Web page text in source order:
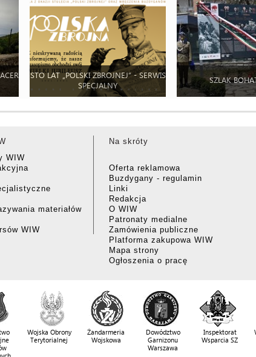
STO LAT „POLSKI ZBROJNEJ” - SERWIS
SPECJALNY
SZLAK
WIW
materiałów
WIW
Na skróty
Oferta reklamowa
Buzdygany - regulamin
Linki
Redakcja
O WIW
Patronaty medialne
Zamówienia publiczne
Platforma zakupowa WIW
Mapa strony
Ogłoszenia o pracę
Wojska Obrony
Terytorialnej
Żandarmeria
Wojskowa
Dowództwo
Garnizonu
Warszawa
Inspektorat
Wsparcia SZ